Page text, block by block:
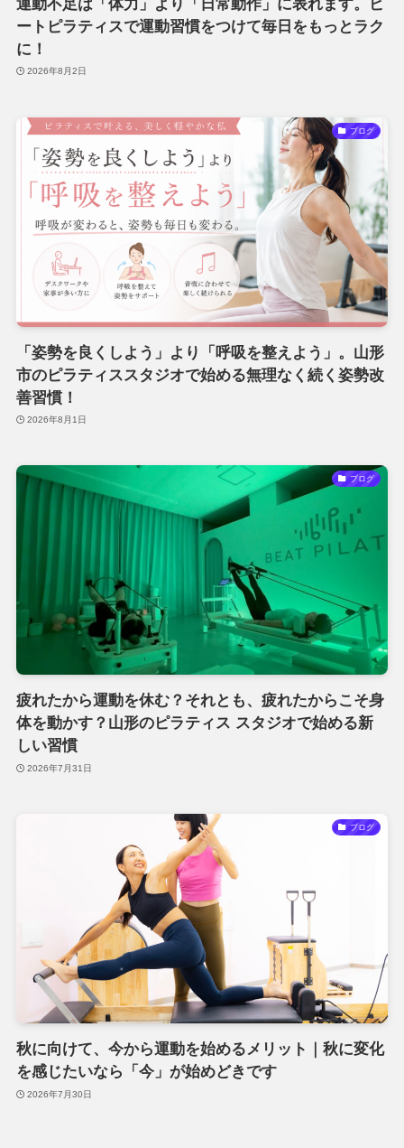
運動不足は「体力」より「日常動作」に表れます。ビ
ートピラティスで運動習慣をつけて毎日をもっとラク
に！
2026年8月2日
ブログ
「姿勢を良くしよう」より「呼吸を整えよう」。山形
市のピラティススタジオで始める無理なく続く姿勢改
善習慣！
2026年8月1日
ブログ
疲れたから運動を休む？それとも、疲れたからこそ身
体を動かす？山形のピラティス スタジオで始める新
しい習慣
2026年7月31日
ブログ
秋に向けて、今から運動を始めるメリット｜秋に変化
を感じたいなら「今」が始めどきです
2026年7月30日